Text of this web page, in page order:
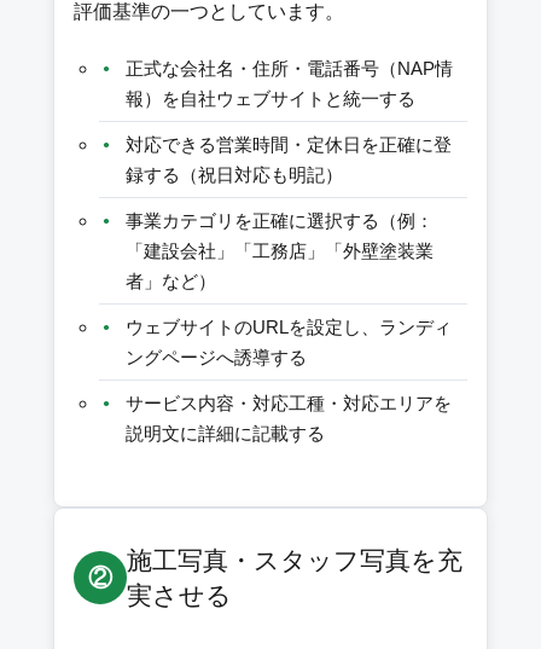
評価基準の一つとしています。
正式な会社名・住所・電話番号（NAP情
報）を自社ウェブサイトと統一する
対応できる営業時間・定休日を正確に登
録する（祝日対応も明記）
事業カテゴリを正確に選択する（例：
「建設会社」「工務店」「外壁塗装業
者」など）
ウェブサイトのURLを設定し、ランディ
ングページへ誘導する
サービス内容・対応工種・対応エリアを
説明文に詳細に記載する
②
施工写真・スタッフ写真を充
実させる